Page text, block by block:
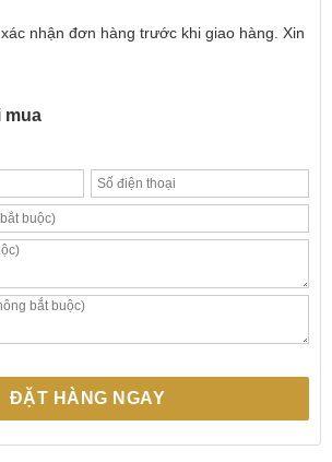
nhận đơn hàng trước khi giao hàng. Xin
mua
ĐẶT HÀNG NGAY